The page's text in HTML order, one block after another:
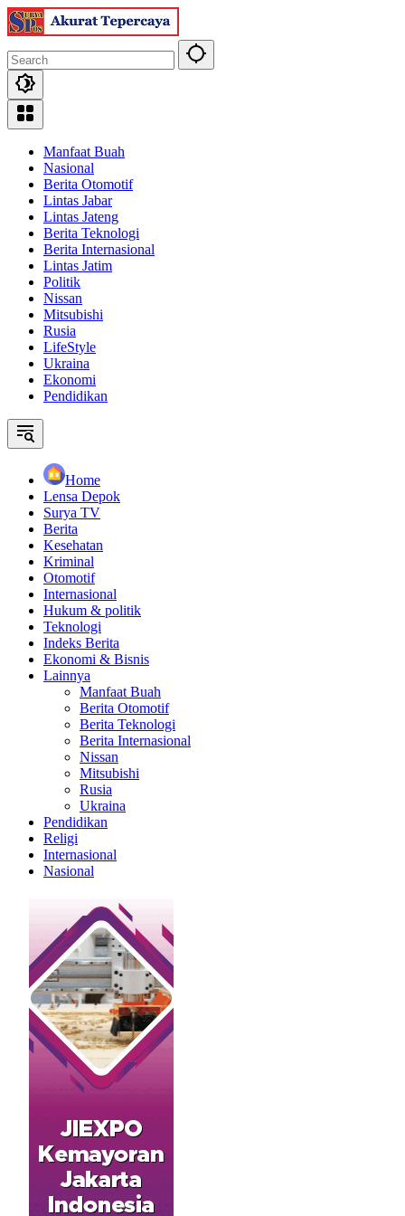
Skip
to
Manfaat Buah
Nasional
Berita Otomotif
Lintas Jabar
Lintas Jateng
Berita Teknologi
Berita Internasional
Lintas Jatim
Politik
Nissan
Mitsubishi
Rusia
LifeStyle
Ukraina
Ekonomi
Pendidikan
Home
Lensa Depok
Surya TV
Berita
Kesehatan
Kriminal
Otomotif
Internasional
Hukum & politik
Teknologi
Indeks Berita
Ekonomi & Bisnis
Lainnya
Manfaat Buah
Berita Otomotif
Berita Teknologi
Berita Internasional
Nissan
Mitsubishi
Rusia
Ukraina
Pendidikan
Religi
Internasional
Nasional